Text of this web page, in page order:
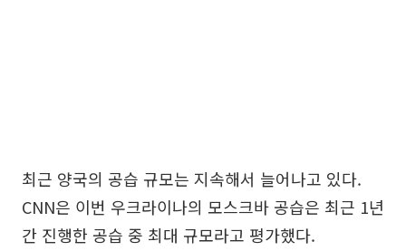
최근 양국의 공습 규모는 지속해서 늘어나고 있다.
CNN은 이번 우크라이나의 모스크바 공습은 최근 1년
간 진행한 공습 중 최대 규모라고 평가했다.